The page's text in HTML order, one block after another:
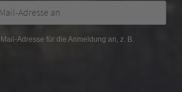
Adresse für die Anmeldung an, z. B.